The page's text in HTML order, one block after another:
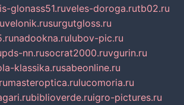
glonass51.ruveles-doroga.rutb02.ru
velonik.rusurgutgloss.ru
nadookna.rulubov-pic.ru
pds-nn.rusocrat2000.ruvgurin.ru
klassika.rusabeonline.ru
masteroptica.rulucomoria.ru
biblioverde.ruigro-pictures.ru